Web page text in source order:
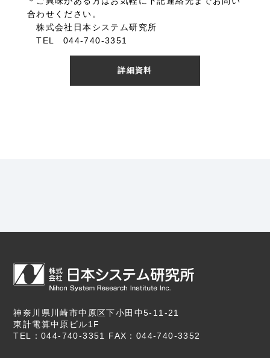
合わせください。
株式会社日本システム研究所
TEL 044-740-3351
詳細資料
神奈川県川崎市中原区下小田中5-11-21
東計電算中原ビル1F
TEL：044-740-3351 FAX：044-740-3352